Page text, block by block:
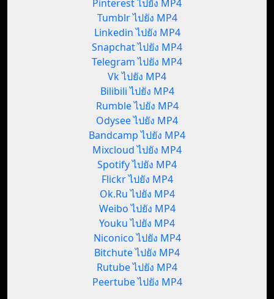
Pinterest ไปยัง MP4
Tumblr ไปยัง MP4
Linkedin ไปยัง MP4
Snapchat ไปยัง MP4
Telegram ไปยัง MP4
Vk ไปยัง MP4
Bilibili ไปยัง MP4
Rumble ไปยัง MP4
Odysee ไปยัง MP4
Bandcamp ไปยัง MP4
Mixcloud ไปยัง MP4
Spotify ไปยัง MP4
Flickr ไปยัง MP4
Ok.Ru ไปยัง MP4
Weibo ไปยัง MP4
Youku ไปยัง MP4
Niconico ไปยัง MP4
Bitchute ไปยัง MP4
Rutube ไปยัง MP4
Peertube ไปยัง MP4